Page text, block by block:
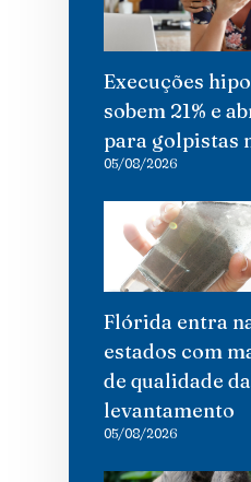
Execuções
sobem 21% e
para golpistas
05/08/2026
Flórida entra
estados com
de qualidade
levantamento
05/08/2026